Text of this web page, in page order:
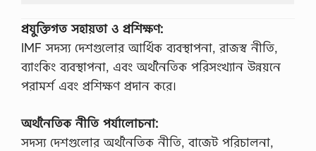
প্রযুক্তিগত সহায়তা ও প্রশিক্ষণ:
IMF সদস্য দেশগুলোর আর্থিক ব্যবস্থাপনা, রাজস্ব নীতি,
ব্যাংকিং ব্যবস্থাপনা, এবং অর্থনৈতিক পরিসংখ্যান উন্নয়নে
পরামর্শ এবং প্রশিক্ষণ প্রদান করে।
অর্থনৈতিক নীতি পর্যালোচনা:
সদস্য দেশগুলোর অর্থনৈতিক নীতি, বাজেট পরিচালনা,